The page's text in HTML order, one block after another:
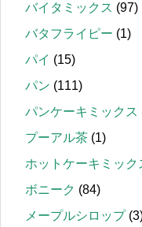
バイタミックス (97)
バタフライピー (1)
パイ (15)
パン (111)
パンケーキミックス
プーアル茶 (1)
ホットケーキミック
ボニーク (84)
メープルシロップ